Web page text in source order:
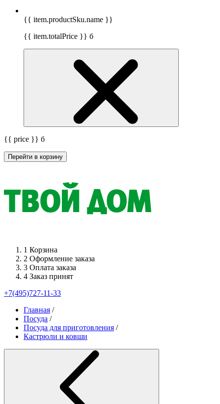
{{ item.productSku.name }}
{{ item.totalPrice }} б
{{ price }} б
Перейти в корзину
1 Корзина
2 Оформление заказа
3 Оплата заказа
4 Заказ принят
+7(495)727-11-33
Главная /
Посуда /
Посуда для приготовления /
Кастрюли и ковши